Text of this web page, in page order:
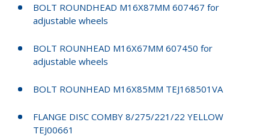
BOLT ROUNDHEAD M16X87MM 607467 for
adjustable wheels
BOLT ROUNHEAD M16X67MM 607450 for
adjustable wheels
BOLT ROUNHEAD M16X85MM TEJ168501VA
FLANGE DISC COMBY 8/275/221/22 YELLOW
TEJ00661